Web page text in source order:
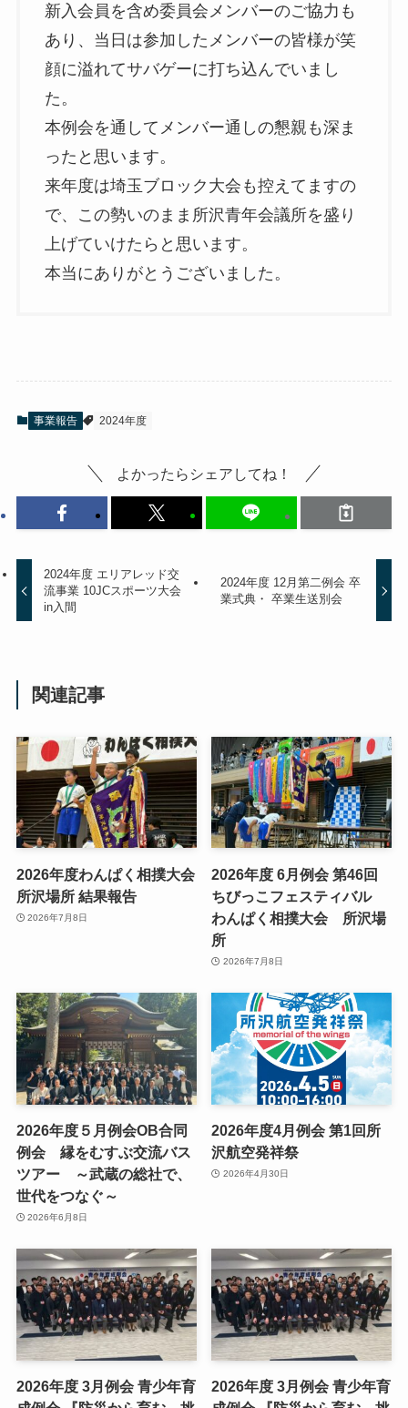
新入会員を含め委員会メンバーのご協力も
あり、当日は参加したメンバーの皆様が笑
顔に溢れてサバゲーに打ち込んでいまし
た。
本例会を通してメンバー通しの懇親も深ま
ったと思います。
来年度は埼玉ブロック大会も控えてますの
で、この勢いのまま所沢青年会議所を盛り
上げていけたらと思います。
本当にありがとうございました。
事業報告 2024年度
よかったらシェアしてね！
2024年度 エリアレッド交
流事業 10JCスポーツ大会
in入間
2024年度 12月第二例会 卒
業式典・ 卒業生送別会
関連記事
2026年度わんぱく相撲大会
所沢場所 結果報告
2026年7月8日
2026年度 6月例会 第46回
ちびっこフェスティバル
わんぱく相撲大会 所沢場
所
2026年7月8日
2026年度５月例会OB合同
例会 縁をむすぶ交流バス
ツアー ～武蔵の総社で、
世代をつなぐ～
2026年6月8日
2026年度4月例会 第1回所
沢航空発祥祭
2026年4月30日
2026年度 3月例会 青少年育
2026年度 3月例会 青少年育